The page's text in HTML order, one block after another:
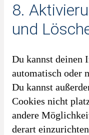
8.
und
Du kannst deinen
automatisch oder
Du kannst
Cookies nicht
andere
derart